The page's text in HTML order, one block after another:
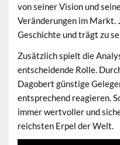
von seiner Vision und
Veränderungen im Markt.
Geschichte und trägt zu
Zusätzlich spielt die
entscheidende Rolle.
Dagobert günstige
entsprechend reagieren.
immer wertvoller und
reichsten Erpel der Welt.